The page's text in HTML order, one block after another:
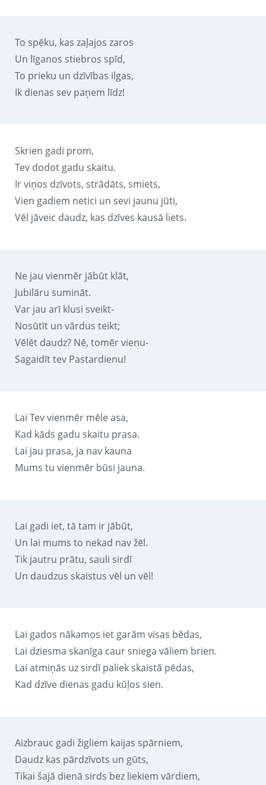
To spēku, kas zaļajos zaros
Un līganos stiebros spīd,
To prieku un dzīvības ilgas,
Ik dienas sev paņem līdz!
Skrien gadi prom,
Tev dodot gadu skaitu.
Ir viņos dzīvots, strādāts, smiets,
Vien gadiem netici un sevi jaunu jūti,
Vēl jāveic daudz, kas dzīves kausā liets.
Ne jau vienmēr jābūt klāt,
Jubilāru sumināt.
Var jau arī klusi sveikt-
Nosūtīt un vārdus teikt;
Vēlēt daudz? Nē, tomēr vienu-
Sagaidīt tev Pastardienu!
Lai Tev vienmēr mēle asa,
Kad kāds gadu skaitu prasa.
Lai jau prasa, ja nav kauna
Mums tu vienmēr būsi jauna.
Lai gadi iet, tā tam ir jābūt,
Un lai mums to nekad nav žēl.
Tik jautru prātu, sauli sirdī
Un daudzus skaistus vēl un vēl!
Lai gados nākamos iet garām visas bēdas,
Lai dziesma skanīga caur sniega vāliem brien.
Lai atmiņās uz sirdī paliek skaistā pēdas,
Kad dzīve dienas gadu kūļos sien.
Aizbrauc gadi žigliem kaijas spārniem,
Daudz kas pārdzīvots un gūts,
Tikai šajā dienā sirds bez liekiem vārdiem,